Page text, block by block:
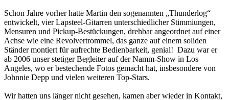
Schon Jahre vorher hatte Martin den sogenannten „Thunderlog“
entwickelt, vier Lapsteel-Gitarren unterschiedlicher Stimmiungen,
Mensuren und Pickup-Bestückungen, drehbar angeordnet auf einer
Achse wie eine Revolvertrommel, das ganze auf einem soliden
Ständer montiert für aufrechte Bedienbarkeit, genial! Dazu war er
ab 2006 unser stetiger Begleiter auf der Namm-Show in Los
Angeles, wo er bestechende Fotos gemacht hat, insbesondere von
Johnnie Depp und vielen weiteren Top-Stars.
Wir hatten uns länger nicht gesehen, kamen aber wieder in Kontakt,